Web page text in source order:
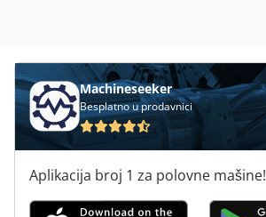
Machineseeker
Besplatno u prodavnici
Aplikacija broj 1 za polovne mašine!